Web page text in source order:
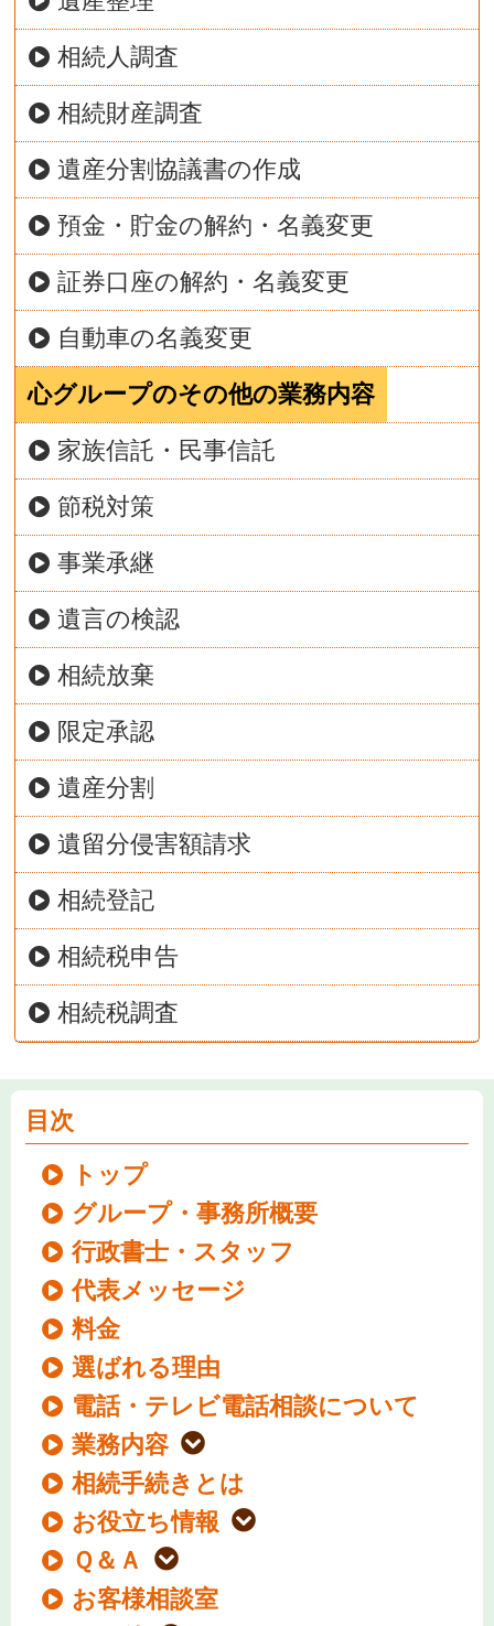
相続人調査
相続財産調査
遺産分割協議書の作成
預金・貯金の解約・名義変更
証券口座の解約・名義変更
自動車の名義変更
心グループのその他の業務内容
家族信託・民事信託
節税対策
事業承継
遺言の検認
相続放棄
限定承認
遺産分割
遺留分侵害額請求
相続登記
相続税申告
相続税調査
目次
トップ
グループ・事務所概要
行政書士・スタッフ
代表メッセージ
料金
選ばれる理由
電話・テレビ電話相談について
業務内容
相続手続きとは
お役立ち情報
Ｑ＆Ａ
お客様相談室